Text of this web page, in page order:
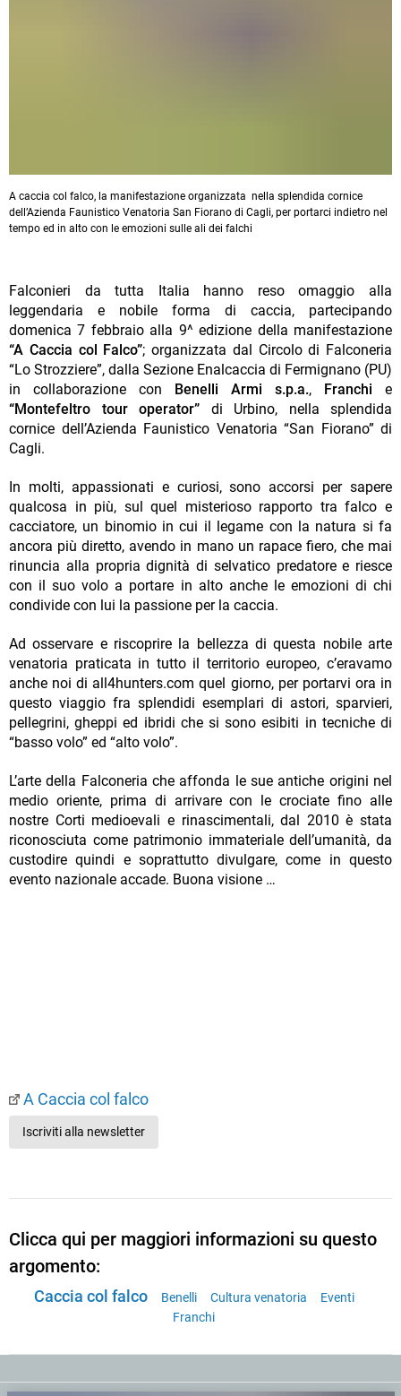
A caccia col falco, la manifestazione organizzata nella splendida cornice
dell’Azienda Faunistico Venatoria San Fiorano di Cagli, per portarci indietro nel
tempo ed in alto con le emozioni sulle ali dei falchi
Falconieri da tutta Italia hanno reso omaggio alla
leggendaria e nobile forma di caccia, partecipando
domenica 7 febbraio alla 9^ edizione della manifestazione
“A Caccia col Falco”; organizzata dal Circolo di Falconeria
“Lo Strozziere”, dalla Sezione Enalcaccia di Fermignano (PU)
in collaborazione con
Benelli Armi s.p.a., Franchi e
“Montefeltro tour operator” di Urbino, nella splendida
cornice dell’Azienda Faunistico Venatoria “San Fiorano” di
Cagli.
In molti, appassionati e curiosi, sono accorsi per sapere
qualcosa in più, sul quel misterioso rapporto tra falco e
cacciatore, un binomio in cui il legame con la natura si fa
ancora più diretto, avendo in mano un rapace fiero, che mai
rinuncia alla propria dignità di selvatico predatore e riesce
con il suo volo a portare in alto anche le emozioni di chi
condivide con lui la passione per la caccia.
Ad osservare e riscoprire la bellezza di questa nobile arte
venatoria praticata in tutto il territorio europeo, c’eravamo
anche noi di all4hunters.com quel giorno, per portarvi ora in
questo viaggio fra splendidi esemplari di astori, sparvieri,
pellegrini, gheppi ed ibridi che si sono esibiti in tecniche di
“basso volo” ed “alto volo”.
L’arte della Falconeria che affonda le sue antiche origini nel
medio oriente, prima di arrivare con le crociate fino alle
nostre Corti medioevali e rinascimentali, dal 2010 è stata
riconosciuta come patrimonio immateriale dell’umanità, da
custodire quindi e soprattutto divulgare, come in questo
evento nazionale accade. Buona visione …
A Caccia col falco
Iscriviti alla newsletter
Clicca qui per maggiori informazioni su questo
argomento:
Caccia col falco Benelli Cultura venatoria
Eventi
Franchi